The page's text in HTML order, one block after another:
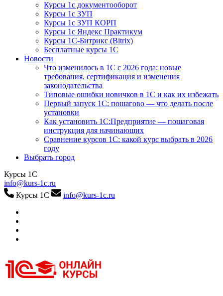
Курсы 1с документооборот
Курсы 1с ЗУП
Курсы 1с ЗУП КОРП
Курсы 1с Яндекс Практикум
Курсы 1С-Битрикс (Bitrix)
Бесплатные курсы 1С
Новости
Что изменилось в 1С с 2026 года: новые
требования, сертификация и изменения
законодательства
Типовые ошибки новичков в 1С и как их избежать
Первый запуск 1С: пошагово — что делать после
установки
Как установить 1С:Предприятие — пошаговая
инструкция для начинающих
Сравнение курсов 1С: какой курс выбрать в 2026
году
Выбрать город
Курсы 1С
info@kurs-1c.ru
Курсы 1С
info@kurs-1c.ru